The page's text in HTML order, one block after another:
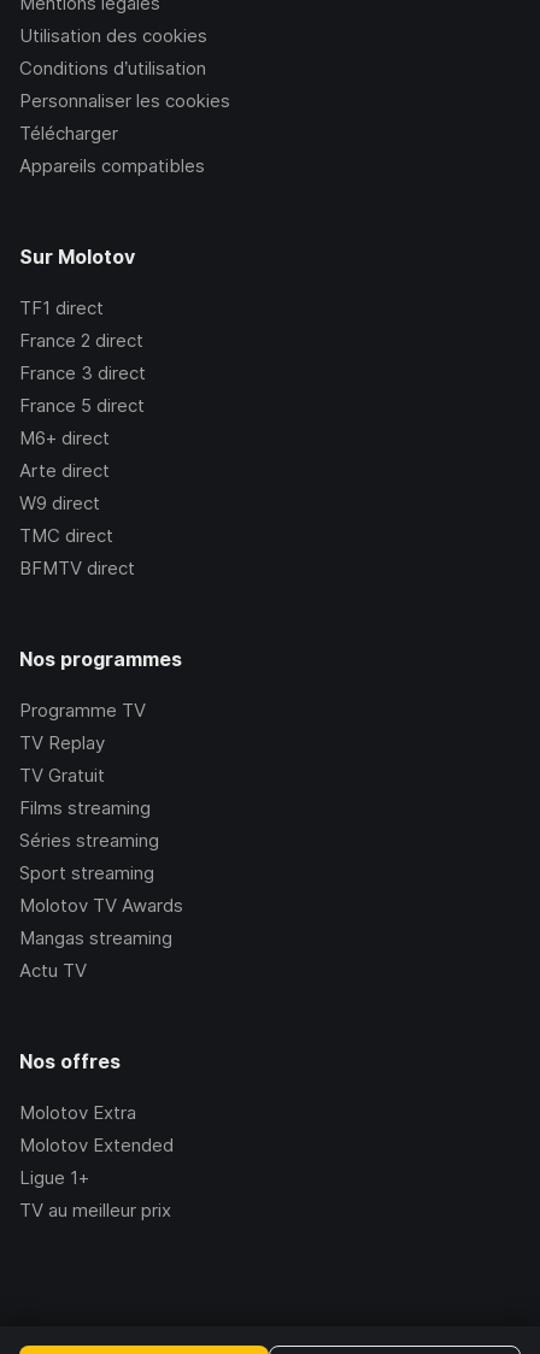
Utilisation des cookies
Conditions d’utilisation
Personnaliser les cookies
Télécharger
Appareils compatibles
Sur Molotov
TF1 direct
France 2 direct
France 3 direct
France 5 direct
M6+ direct
Arte direct
W9 direct
TMC direct
BFMTV direct
Nos programmes
Programme TV
TV Replay
TV Gratuit
Films streaming
Séries streaming
Sport streaming
Molotov TV Awards
Mangas streaming
Actu TV
Nos offres
Molotov Extra
Molotov Extended
Ligue 1+
TV au meilleur prix